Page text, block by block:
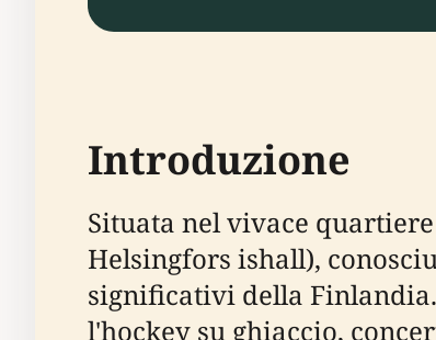
Introduzione
Situata nel vivace
Helsingfors ishall),
significativi della
l'hockey su ghiaccio,